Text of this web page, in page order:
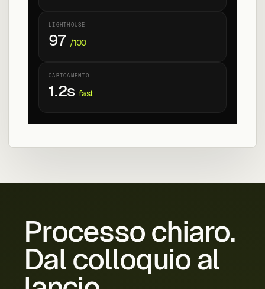
LIGHTHOUSE
97 /100
CARICAMENTO
1.2s fast
Processo chiaro.
Dal colloquio al